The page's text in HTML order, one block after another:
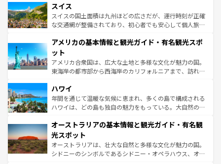
を参照してほしい。
は、お酒好きな人にはぜひ体験してほしい。 なお、新着の
ドイツ情報はコンテンツ一覧を参照してほしい。
リアごとに異なる魅力がある。また、優雅なアフタヌーン
ティー、ビール好きにはたまらない英国パブ、サッカー観
戦など、本場だからこそできる体験も豊富。イギリスを旅
ンツ一覧を参照してほしい。
スイス
スイスの国土面積は九州ほどの広さだが、運行時刻が正確
な交通網が整備されており、初心者でも安心して個人旅行
の建物がそのまま残る町や、スイスならではのユニークな
博物館もあり、アルプス観光だけでなく町歩きも満喫する
ことができる。国民の所得が高いため物価も高いが、旅行
者向けの交通パス提供のサービスもあり、うまく活用すれ
着のスイス情報は
アメリカの基本情報と観光ガイド・有名観光スポ
ット
アメリカ合衆国は、広大な土地と多様な文化が魅力の国。
東海岸の都市部から西海岸のカリフォルニアまで、訪れる
のような巨大都市は、観光、ショッピング、エンターテイ
ンメントが詰まった刺激的なスポットだ。一方、アメリカ
西部には大自然が広がり、グランドキャニオンやイエロー
部のニューオーリンズでは、音楽と美食が融合した独特の
文化が魅力。旅行者はアメリカの各地域で異なる魅力を楽
しみながら、その多様性と豊かな歴史を感じることができ
るだろう。車でのロードトリップや列車の旅も、アメリカ
ハワイ
年間を通じて温暖な気候に恵まれ、多くの島で構成される
ハワイは、どの島も独自の魅力をもっている。大自然の神
ワイ島は見逃せない。また、定番の観光地といえばオアフ
島だが、静かな自然を求めるならマウイ島やカウアイ島が
おすすめ。エメラルドグリーンに輝く海をはじめ、豊かな
文化や歴史が息づいている。「アロハスピリット」と呼ば
オーストラリアの基本情報と観光ガイド・有名観
光スポット
オーストラリアは、壮大な自然と多様な文化が魅力の国。
シドニーのシンボルであるシドニー・オペラハウス、オー